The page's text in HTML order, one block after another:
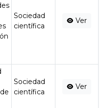
Sociedad
científica
Ver
Sociedad
científica
Ver